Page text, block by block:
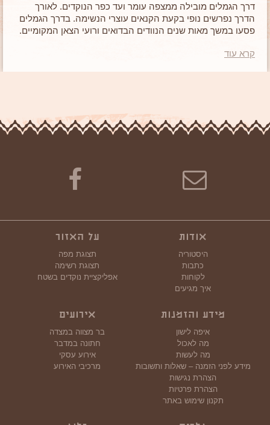
דרך הגמלים מובילה ממצפה עומר ועד כפר הנוקדים. לאורך
הדרך נפרשים נופי בקעת הקנאים עוצרי הנשימה. בדרך הגמלים
פסעו במשך מאות שנים הנוודים הבדואים ורועי הצאן המקומיים.
קרא עוד
אודות
היסטוריה
כתבות
לקוחות
איך מגיעים
על האזור
תצוגת מפה
תצוגת רשימה
אפליקציית נוקדים בשטח
מידע והזמנות
איפה לישון
מה לאכול
מה לעשות
מידע לפני הזמנה – שאלות ותשובות
הצהרת נגישות
הצהרת פרטיות
תקנון שימוש באתר
אירועים
בר מצווה במצדה
חתונה במדבר
אירוע עסקי
מרכיבי האירוע